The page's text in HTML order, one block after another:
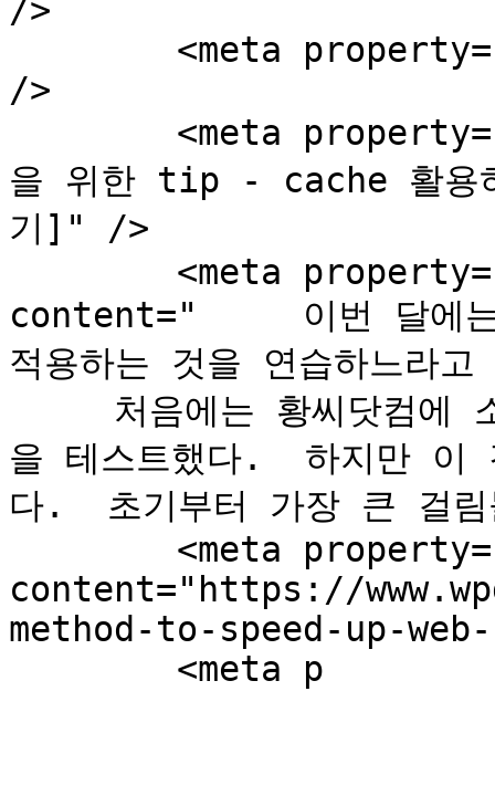
/>
/>
을 위한 tip - cache 활용
기]" />
content="     이번 달에
적용하는 것을 연습하느라
처음에는 황씨닷컴에
을 테스트했다.  하지만 이
다.  초기부터 가장 큰 걸
content="https://
method-to-speed-up-
	<meta p